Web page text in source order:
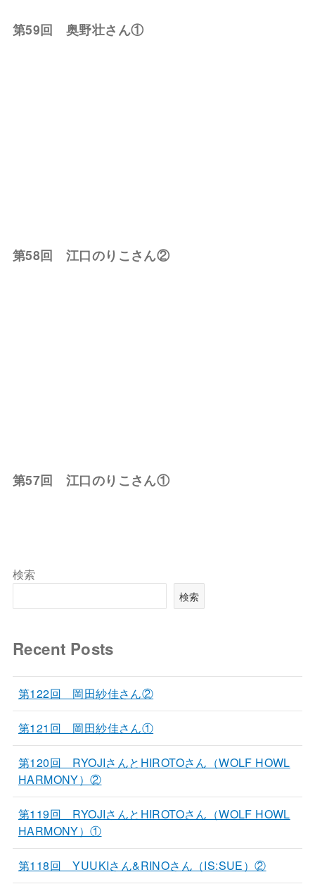
第59回 奥野壮さん①
第58回 江口のりこさん②
第57回 江口のりこさん①
検索
検索
Recent Posts
第122回 岡田紗佳さん②
第121回 岡田紗佳さん①
第120回 RYOJIさんとHIROTOさん（WOLF HOWL
HARMONY）②
第119回 RYOJIさんとHIROTOさん（WOLF HOWL
HARMONY）①
第118回 YUUKIさん&RINOさん（IS:SUE）②